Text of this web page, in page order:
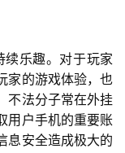
续乐趣。对于玩家
家的游戏体验，也
不法分子常在外挂
用户手机的重要账
息安全造成极大的